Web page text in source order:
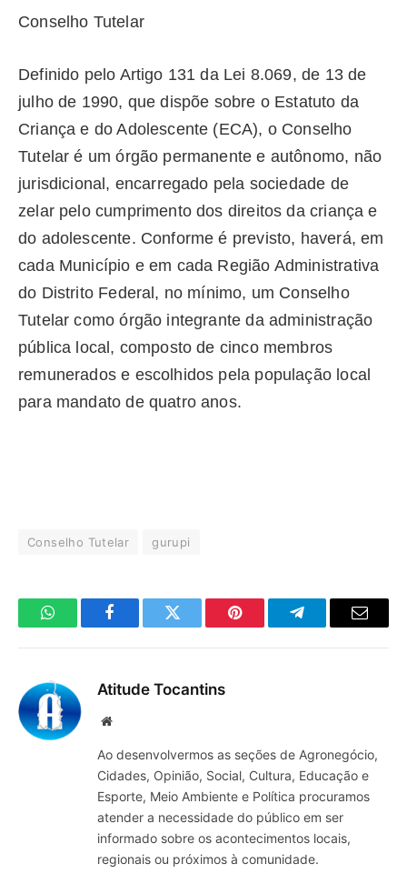
Conselho Tutelar
Definido pelo Artigo 131 da Lei 8.069, de 13 de
julho de 1990, que dispõe sobre o Estatuto da
Criança e do Adolescente (ECA), o Conselho
Tutelar é um órgão permanente e autônomo, não
jurisdicional, encarregado pela sociedade de
zelar pelo cumprimento dos direitos da criança e
do adolescente. Conforme é previsto, haverá, em
cada Município e em cada Região Administrativa
do Distrito Federal, no mínimo, um Conselho
Tutelar como órgão integrante da administração
pública local, composto de cinco membros
remunerados e escolhidos pela população local
para mandato de quatro anos.
Conselho Tutelar gurupi
WhatsAppFacebookTwitter Pinterest TelegramaE-
Atitude Tocantins
Site
Ao desenvolvermos as seções de Agronegócio,
Cidades, Opinião, Social, Cultura, Educação e
Esporte, Meio Ambiente e Política procuramos
atender a necessidade do público em ser
informado sobre os acontecimentos locais,
regionais ou próximos à comunidade.